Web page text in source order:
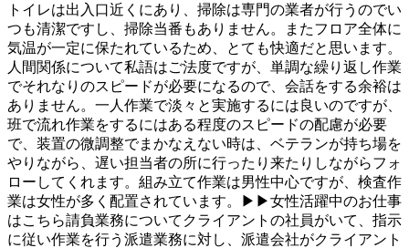
トイレは出入口近くにあり、掃除は専門の業者が行うのでい
つも清潔ですし、掃除当番もありません。またフロア全体に
気温が一定に保たれているため、とても快適だと思います。
人間関係について私語はご法度ですが、単調な繰り返し作業
でそれなりのスピードが必要になるので、会話をする余裕は
ありません。一人作業で淡々と実施するには良いのですが、
班で流れ作業をするにはある程度のスピードの配慮が必要
で、装置の微調整でまかなえない時は、ベテランが持ち場を
やりながら、遅い担当者の所に行ったり来たりしながらフォ
ローしてくれます。組み立て作業は男性中心ですが、検査作
業は女性が多く配置されています。▶▶女性活躍中のお仕事
はこちら請負業務についてクライアントの社員がいて、指示
に従い作業を行う派遣業務に対し、派遣会社がクライアント